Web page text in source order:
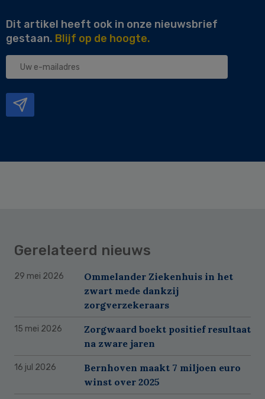
Dit artikel heeft ook in onze nieuwsbrief
gestaan. Blijf op de hoogte.
Uw
Gerelateerd nieuws
29 mei 2026
Ommelander Ziekenhuis in het
zwart mede dankzij
zorgverzekeraars
15 mei 2026
Zorgwaard boekt positief resultaat
na zware jaren
16 jul 2026
Bernhoven maakt 7 miljoen euro
winst over 2025